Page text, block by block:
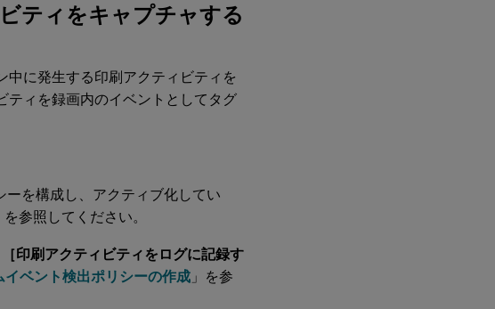
ティをキャプチャする
に発生する印刷アクティビティを
ティを録画内のイベントとしてタグ
を構成し、アクティブ化してい
を参照してください。
［印刷アクティビティをログに記録す
イベント検出ポリシーの作成 」を参